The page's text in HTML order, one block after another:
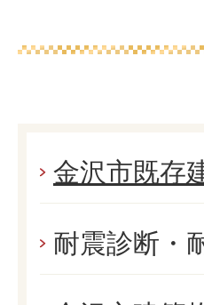
金沢市既存
耐震診断・